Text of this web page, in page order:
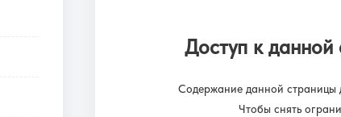
Доступ к данной
Содержание данной страницы
Чтобы снять